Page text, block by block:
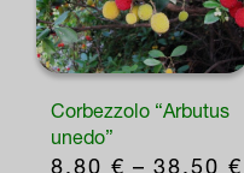
opzioni
possono
scelte
nella
Corbezzolo “Arbutus
unedo”
8,80 € – 38,50 €